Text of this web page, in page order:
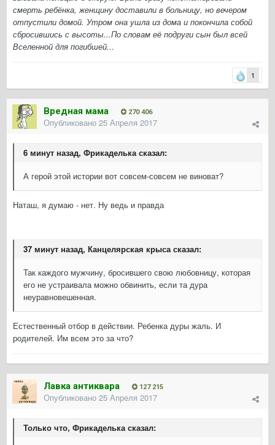
смерть ребёнка, женщину доставили в больницу, но вечером
отпустили домой. Утром она ушла из дома и покончила собой
сбросившись с высоты...По словам её подруги сын был всей
Вселенной для погибшей...
1
Вредная мама 270 406
Опубликовано 25 Апреля 2017
6 минут назад, Фрикаделька сказал:
А герой этой истории вот совсем-совсем не виноват?
Наташ, я думаю - нет. Ну ведь и правда
37 минут назад, Канцелярская крыса сказал:
Так каждого мужчину, бросившего свою любовницу, которая
его не устраивала можно обвинить, если та дура
неуравновешенная.
Естественный отбор в действии. Ребенка дуры жаль. И
родителей. Им всем это за что?
Лавка антиквара 127 215
Опубликовано 25 Апреля 2017
Только что, Фрикаделька сказал: